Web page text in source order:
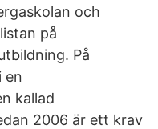
och
på
På
en
kallad
2006 är ett krav